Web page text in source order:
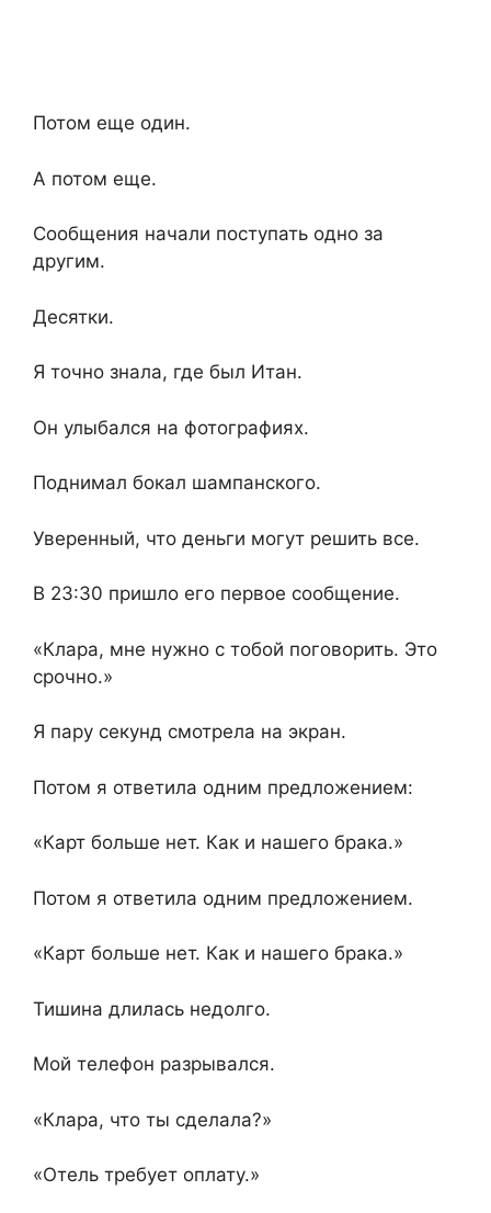
Потом еще один.
А потом еще.
Сообщения начали поступать одно за
другим.
Десятки.
Я точно знала, где был Итан.
Он улыбался на фотографиях.
Поднимал бокал шампанского.
Уверенный, что деньги могут решить все.
В 23:30 пришло его первое сообщение.
«Клара, мне нужно с тобой поговорить. Это
срочно.»
Я пару секунд смотрела на экран.
Потом я ответила одним предложением:
«Карт больше нет. Как и нашего брака.»
Потом я ответила одним предложением.
«Карт больше нет. Как и нашего брака.»
Тишина длилась недолго.
Мой телефон разрывался.
«Клара, что ты сделала?»
«Отель требует оплату.»